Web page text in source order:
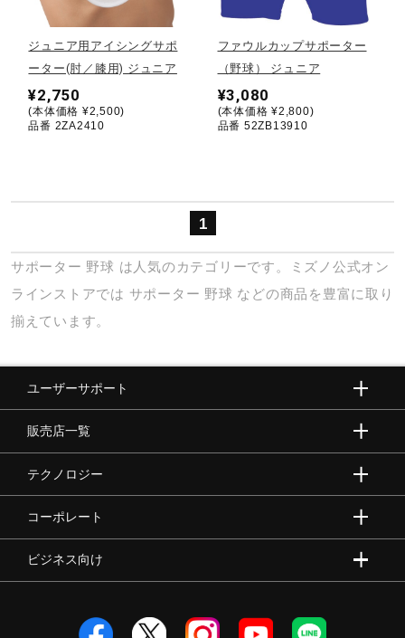
寝具／ミズノスリープ
アウトドア／レイン
健康／エクササイズ
ジュニア／キッズ
メディカル
コラボ／ライセンス
セール
その他
ジュニア用アイシングサポ
ーター(肘／膝用) ジュニア
¥2,750
(本体価格 ¥2,500)
品番 2ZA2410
ファウルカップサポーター
（野球） ジュニア
¥3,080
(本体価格 ¥2,800)
品番 52ZB13910
1
サポーター 野球 は人気のカテゴリーです。ミズノ公式オン
ラインストアでは サポーター 野球 などの商品を豊富に取り
揃えています。
ユーザーサポート
販売店一覧
テクノロジー
コーポレート
ビジネス向け